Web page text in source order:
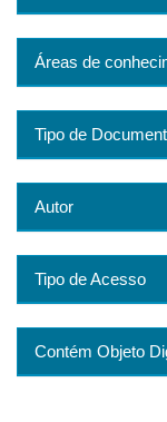
Áreas de
Tipo de
Autor
Tipo de Acesso
Contém Objeto